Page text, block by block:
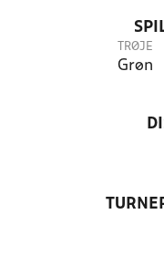
TRØJE
Grøn